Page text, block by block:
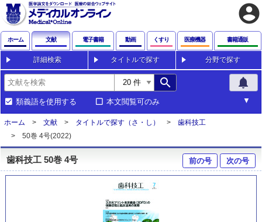
account_circle
ホーム 文献 電子書籍 動画 くすり 医療機器 書籍通販
詳細検索 タイトルで探す 分野で探す
search notifications
類義語を使用する 本文閲覧可のみ
ホーム 文献 タイトルで探す（さ・し）
歯科技工
50巻 4号(2022)
歯科技工 50巻 4号 前の号 次の号